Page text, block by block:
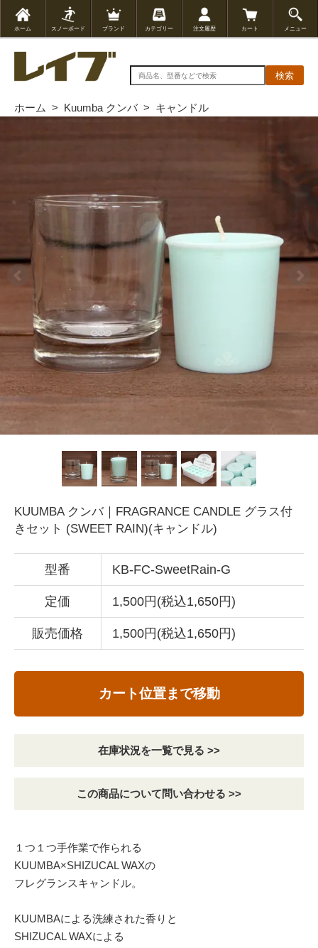
ホーム スノーボード ブランド カテゴリー 注文履歴 カート メニュー
検索
ホーム > Kuumba クンバ> キャンドル
KUUMBA クンバ｜FRAGRANCE CANDLE グラス付
きセット (SWEET RAIN)(キャンドル)
型番 KB-FC-SweetRain-G
定価 1,500円(税込1,650円)
販売価格 1,500円(税込1,650円)
カート位置まで移動
在庫状況を一覧で見る >>
この商品について問い合わせる >>
１つ１つ手作業で作られる
KUUMBA×SHIZUCAL WAXの
フレグランスキャンドル。
KUUMBAによる洗練された香りと
SHIZUCAL WAXによる